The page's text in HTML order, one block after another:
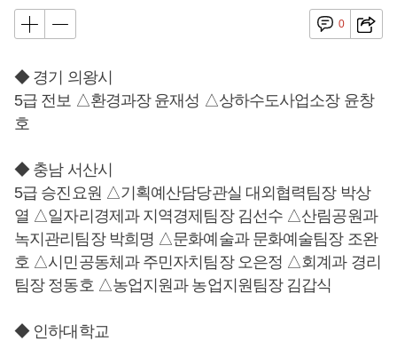
0
◆ 경기 의왕시
5급 전보 △환경과장 윤재성 △상하수도사업소장 윤창
호
◆ 충남 서산시
5급 승진요원 △기획예산담당관실 대외협력팀장 박상
열 △일자리경제과 지역경제팀장 김선수 △산림공원과
녹지관리팀장 박희명 △문화예술과 문화예술팀장 조완
호 △시민공동체과 주민자치팀장 오은정 △회계과 경리
팀장 정동호 △농업지원과 농업지원팀장 김갑식
◆ 인하대학교